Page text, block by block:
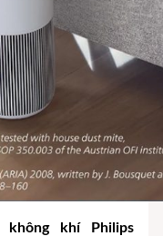
khí Philips